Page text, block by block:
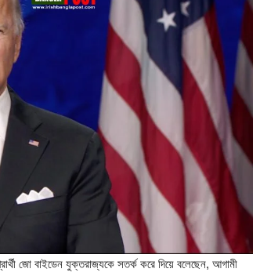
জো বাইডেন যুক্তরাজ্যকে সতর্ক করে দিয়ে বলেছেন, আগামী